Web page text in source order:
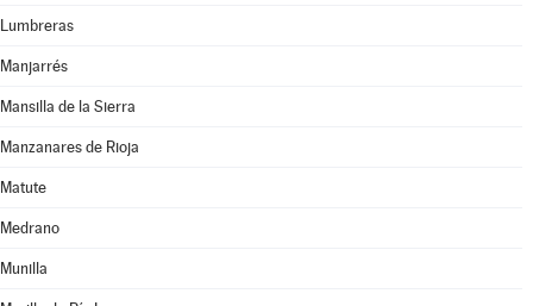
Lumbreras
Manjarrés
Mansilla de la Sierra
Manzanares de Rioja
Matute
Medrano
Munilla